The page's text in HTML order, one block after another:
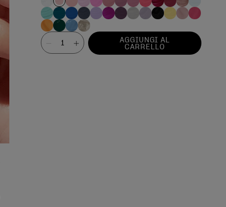
Valore AGGIUNGI AL
CARRELLO